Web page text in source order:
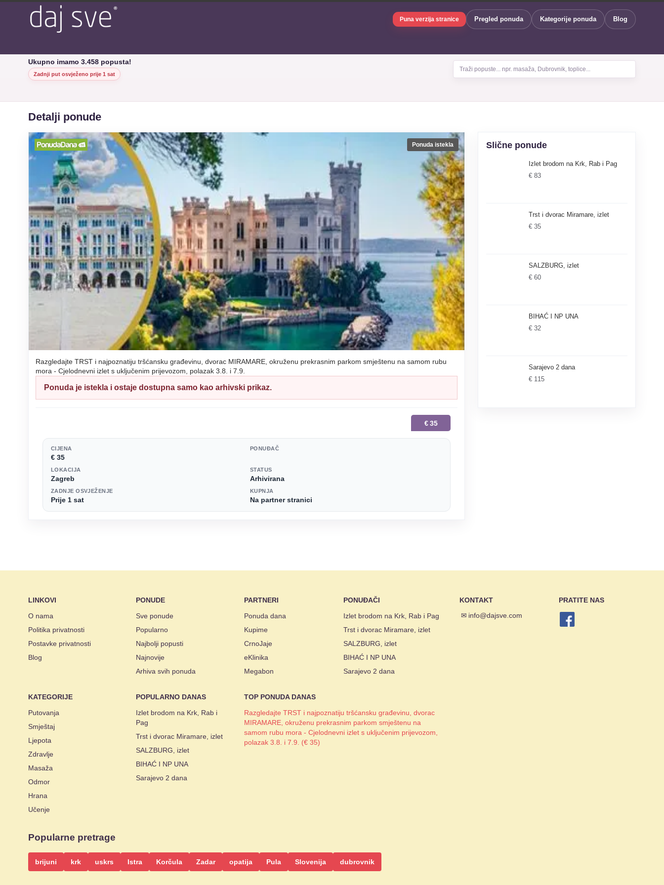
Puna verzija stranice Pregled ponuda Kategorije ponuda Blog
Ukupno imamo 3.458 popusta!
Zadnji put osvježeno prije 1 sat
Traži popuste... npr. masaža, Dubrovnik, toplice...
Detalji ponude
Ponuda istekla
Razgledajte TRST i najpoznatiju tršćansku građevinu, dvorac MIRAMARE, okruženu prekrasnim parkom smještenu na samom rubu
mora - Cjelodnevni izlet s uključenim prijevozom, polazak 3.8. i 7.9.
Ponuda je istekla i ostaje dostupna samo kao arhivski prikaz.
€ 35
CIJENA
€ 35
PONUĐAČ
LOKACIJA
Zagreb
STATUS
Arhivirana
ZADNJE OSVJEŽENJE
Prije 1 sat
KUPNJA
Na partner stranici
Slične ponude
Izlet brodom na Krk, Rab i Pag
€ 83
Trst i dvorac Miramare, izlet
€ 35
SALZBURG, izlet
€ 60
BIHAĆ I NP UNA
€ 32
Sarajevo 2 dana
€ 115
LINKOVI
O nama
Politika privatnosti
Postavke privatnosti
Blog
PONUDE
Sve ponude
Popularno
Najbolji popusti
Najnovije
Arhiva svih ponuda
PARTNERI
Ponuda dana
Kupime
CrnoJaje
eKlinika
Megabon
PONUĐAČI
Izlet brodom na Krk, Rab i Pag
Trst i dvorac Miramare, izlet
SALZBURG, izlet
BIHAĆ I NP UNA
Sarajevo 2 dana
KONTAKT
✉ info@dajsve.com
PRATITE NAS
KATEGORIJE
Putovanja
Smještaj
Ljepota
Zdravlje
Masaža
Odmor
Hrana
Učenje
POPULARNO DANAS
Izlet brodom na Krk, Rab i
Pag
Trst i dvorac Miramare, izlet
SALZBURG, izlet
BIHAĆ I NP UNA
Sarajevo 2 dana
TOP PONUDA DANAS
Razgledajte TRST i najpoznatiju tršćansku građevinu, dvorac
MIRAMARE, okruženu prekrasnim parkom smještenu na
samom rubu mora - Cjelodnevni izlet s uključenim prijevozom,
polazak 3.8. i 7.9. (€ 35)
Popularne pretrage
brijuni krk uskrs Istra Korčula Zadar opatija Pula Slovenija dubrovnik